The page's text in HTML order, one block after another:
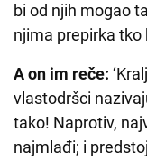
bi od njih mogao
njima prepirka tko
A on im reče:
vlastodršci
tako! Naprotiv,
najmlađi; i